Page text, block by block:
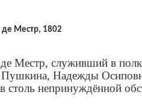
де Местр, 1802
Местр, служивший в
Пушкина, Надежды
столь непринуждённой